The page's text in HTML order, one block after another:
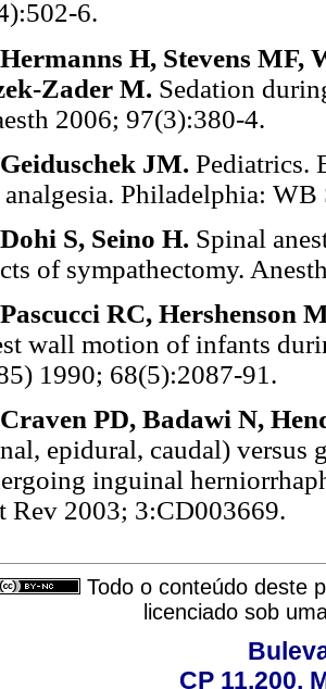
6.
Hermanns H, Stevens MF,
Zader M. Sedation
2006; 97(3):380-4.
Geiduschek JM. Pediatrics.
analgesia. Philadelphia:
Dohi S, Seino H. Spinal
of sympathectomy.
Pascucci RC, Hershenson
wall motion of infants
1990; 68(5):2087-91.
Craven PD, Badawi N,
epidural, caudal) versus
inguinal
Rev 2003; 3:CD003669.
Todo o conteúdo deste
licenciado sob
CP 11.200,